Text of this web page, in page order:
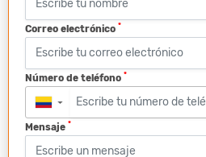
Correo electrónico *
Número de teléfono *
▼
Mensaje *